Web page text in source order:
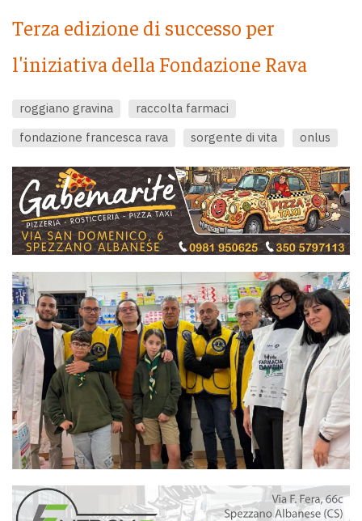
Terza edizione di successo per
l'iniziativa della Fondazione Rava
roggiano gravina
raccolta farmaci
fondazione francesca rava
sorgente di vita onlus